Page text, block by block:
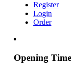
Register
Login
Order
Opening